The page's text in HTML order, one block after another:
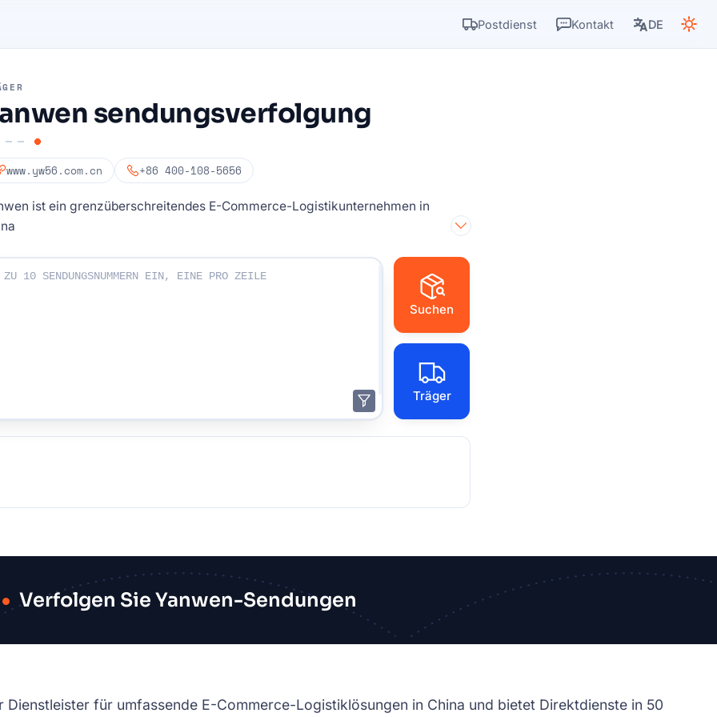
Postdienst Kontakt DE
sendungsverfolgung
www.yw56.com.cn +86 400-108-5656
ist ein grenzüberschreitendes E-Commerce-Logistikunternehmen in
ein:
Suchen
Träger
Verfolgen Sie Yanwen-Sendungen
Dienstleister für umfassende E-Commerce-Logistiklösungen in China und bietet Direktdienste in 50